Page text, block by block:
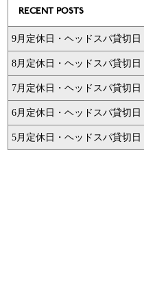
RECENT POSTS
9月定休日・ヘッドスパ貸切
8月定休日・ヘッドスパ貸切
7月定休日・ヘッドスパ貸切
6月定休日・ヘッドスパ貸切
5月定休日・ヘッドスパ貸切